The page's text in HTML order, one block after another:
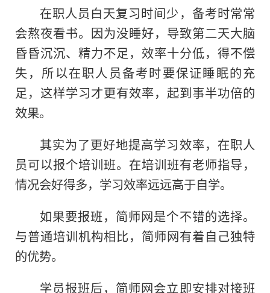
在职人员白天复习时间少，备考时常常
会熬夜看书。因为没睡好，导致第二天大脑
昏昏沉沉、精力不足，效率十分低，得不偿
失，所以在职人员备考时要保证睡眠的充
足，这样学习才更有效率，起到事半功倍的
效果。
其实为了更好地提高学习效率， 在职人
员可以报个培训班。在培训班有老师指导，
情况会好得多，学习效率远远高于自学。
如果要报班，简师网是个不错的选择。
与普通培训机构相比，简师网有着自己独特
的优势。
学员报班后，简师网会立即安排对接班